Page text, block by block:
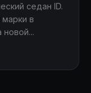
седан ID.
в